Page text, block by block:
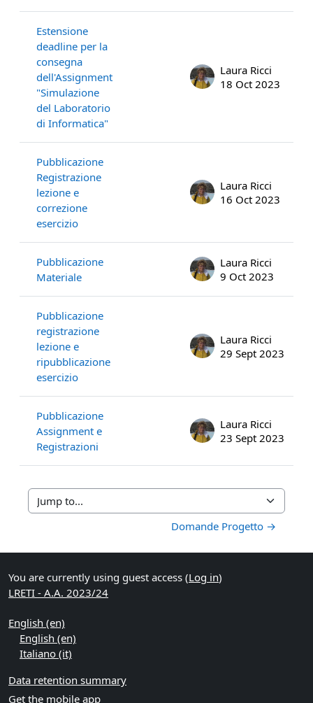
Estensione
deadline per la
consegna
dell'Assignment
"Simulazione
del Laboratorio
di Informatica"
Laura Ricci
18 Oct 2023
Pubblicazione
Registrazione
lezione e
correzione
esercizio
Laura Ricci
16 Oct 2023
Pubblicazione
Materiale
Laura Ricci
9 Oct 2023
Pubblicazione
registrazione
lezione e
ripubblicazione
esercizio
Laura Ricci
29 Sept 2023
Pubblicazione
Assignment e
Registrazioni
Laura Ricci
23 Sept 2023
Jump to...
Domande Progetto →
You are currently using guest access (Log in)
LRETI - A.A. 2023/24
English ‎(en)‎
English ‎(en)‎
Italiano ‎(it)‎
Data retention summary
Get the mobile app